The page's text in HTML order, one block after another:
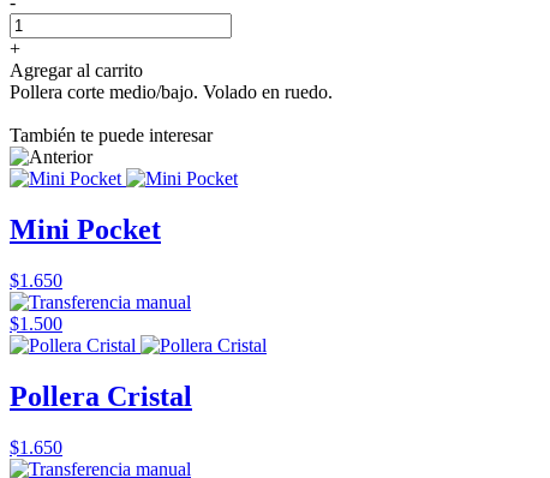
+
Agregar al carrito
Pollera corte medio/bajo. Volado en ruedo.
También te puede interesar
Mini Pocket
$1.650
$1.500
Pollera Cristal
$1.650